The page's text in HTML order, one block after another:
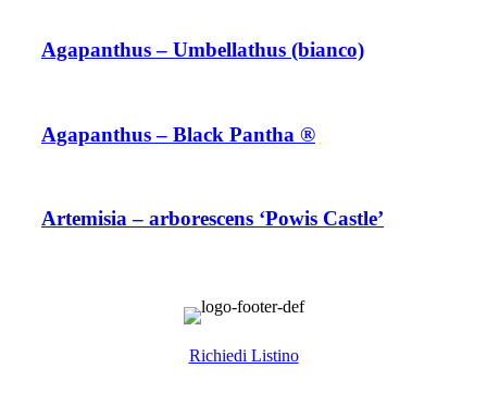
Agapanthus – Umbellathus (bianco)
Agapanthus – Black Pantha ®
Artemisia – arborescens ‘Powis Castle’
Richiedi Listino